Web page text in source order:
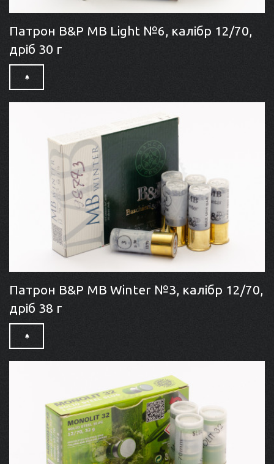
Патрон B&P MB Light №6, калібр 12/70,
дріб 30 г
Патрон B&P MB Winter №3, калібр 12/70,
дріб 38 г